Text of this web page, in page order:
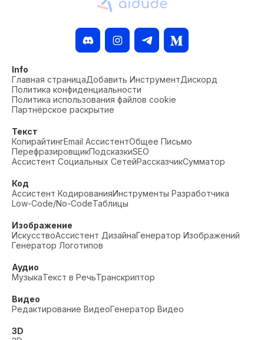
Info
Главная страницаДобавить ИнструментДискорд
Политика конфиденциальности
Политика использования файлов cookie
Партнёрское раскрытие
Текст
КопирайтингEmail АссистентОбщее Письмо
ПерефразировщикПодсказкиSEO
Ассистент Социальных СетейРассказчикСумматор
Код
Ассистент КодированияИнструменты Разработчика
Low-Code/No-CodeТаблицы
Изображение
ИскусствоАссистент ДизайнаГенератор Изображений
Генератор Логотипов
Аудио
МузыкаТекст в РечьТранскриптор
Видео
Редактирование ВидеоГенератор Видео
3D